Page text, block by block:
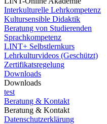
Interkulturelle Lehrkompetenz
Kultursensible Didaktik
Beratung von Studierenden
Sprachkompetenz
LINT+ Selbstlernkurs
Lehrkulturvideos (Geschützt)
Zertifikatsregelung
Downloads
Downloads
test
Beratung & Kontakt
Beratung & Kontakt
Datenschutzerklärung